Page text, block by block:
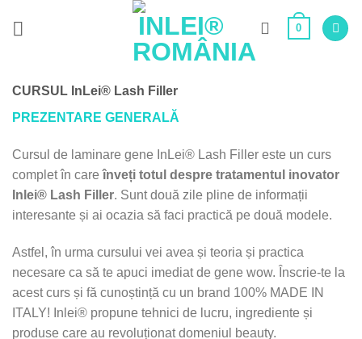
0
CURSUL InLei® Lash Filler
PREZENTARE GENERALĂ
Cursul de laminare gene InLei® Lash Filler este un curs
complet în careînveți totul despre tratamentul inovator
Inlei® Lash Filler. Sunt două zile pline de informații
interesante și ai ocazia să faci practică pe două modele.
Astfel, în urma cursului vei avea și teoria și practica
necesare ca să te apuci imediat de gene wow. Înscrie-te la
acest curs și fă cunoștință cu un brand 100% MADE IN
ITALY! Inlei® propune tehnici de lucru, ingrediente și
produse care au revoluționat domeniul beauty.